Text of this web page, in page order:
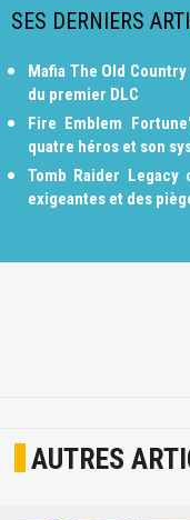
SES DERNIERS
Mafia The Old
du premier DLC
Fire Emblem
quatre héros et son
Tomb Raider
exigeantes et des
AUTRES